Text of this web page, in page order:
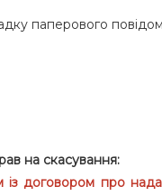
паперового
на скасування:
із договором про